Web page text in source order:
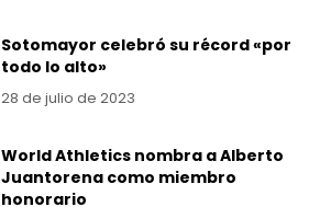
Sotomayor celebró su récord «por
todo lo alto»
28 de julio de 2023
World Athletics nombra a Alberto
Juantorena como miembro
honorario